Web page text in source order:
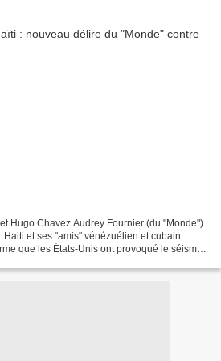
Hugo Chavez Audrey Fournier (du "Monde")
et ses "amis" vénézuélien et cubain
que les États-Unis ont provoqué le séisme".